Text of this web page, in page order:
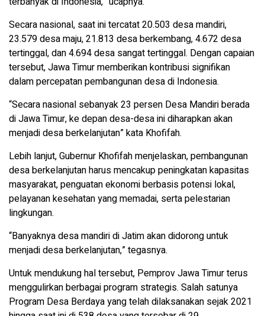
Secara nasional, saat ini tercatat 20.503 desa mandiri,
23.579 desa maju, 21.813 desa berkembang, 4.672 desa
tertinggal, dan 4.694 desa sangat tertinggal. Dengan capaian
tersebut, Jawa Timur memberikan kontribusi signifikan
dalam percepatan pembangunan desa di Indonesia.
“Secara nasional sebanyak 23 persen Desa Mandiri berada
di Jawa Timur, ke depan desa-desa ini diharapkan akan
menjadi desa berkelanjutan” kata Khofifah.
Lebih lanjut, Gubernur Khofifah menjelaskan, pembangunan
desa berkelanjutan harus mencakup peningkatan kapasitas
masyarakat, penguatan ekonomi berbasis potensi lokal,
pelayanan kesehatan yang memadai, serta pelestarian
lingkungan.
“Banyaknya desa mandiri di Jatim akan didorong untuk
menjadi desa berkelanjutan,” tegasnya.
Untuk mendukung hal tersebut, Pemprov Jawa Timur terus
menggulirkan berbagai program strategis. Salah satunya
Program Desa Berdaya yang telah dilaksanakan sejak 2021